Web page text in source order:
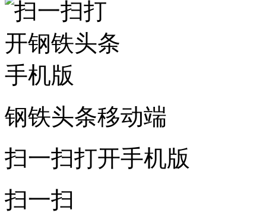
钢铁头条移动端
扫一扫打开手机版
扫一扫